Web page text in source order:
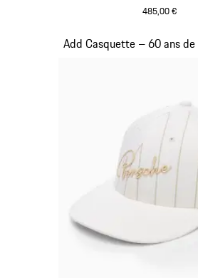
485,00 €
Add Casquette – 60 ans
Diapositive 3 sur 20